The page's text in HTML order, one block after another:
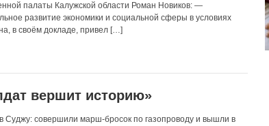
палаты Калужской области Роман Новиков: —
развитие экономики и социальной сферы в условиях
в своём докладе, привел […]
вершит историю»
Суджу: совершили марш-бросок по газопроводу и вышли в